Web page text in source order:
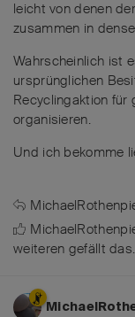
leicht von denen
zusammen in
Wahrscheinlich ist
ursprünglichen
Recyclingaktion für
organisieren.
Und ich bekomme
weiteren gefällt das.